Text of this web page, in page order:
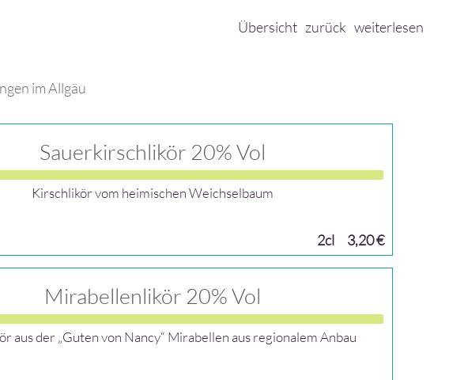
Übersicht zurück weiterlesen
im Allgäu
Sauerkirschlikör 20% Vol
Kirschlikör vom heimischen Weichselbaum
2cl 3,20 €
Mirabellenlikör 20% Vol
aus der „Guten von Nancy“ Mirabellen aus regionalem Anbau